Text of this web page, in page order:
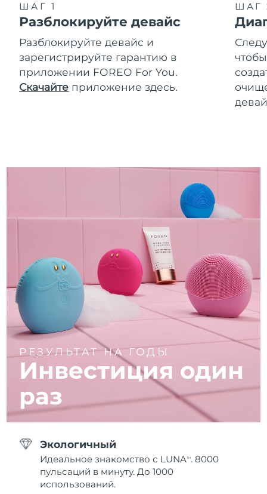
ШАГ 1
Разблокируйте девайс
Разблокируйте девайс и
зарегистрируйте гарантию в
приложении FOREO For You.
Скачайте приложение здесь.
ШАГ
РЕЗУЛЬТАТ НА ГОДЫ
Инвестиция один
раз
Экологичный
Идеальное знакомство с LUNATM . 8000
пульсаций в минуту. До 1000
использований.